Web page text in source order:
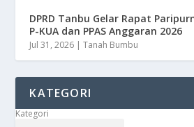
DPRD Tanbu Gelar Rapat
P-KUA dan PPAS Anggaran 2026
Jul 31, 2026 |Tanah Bumbu
KATEGORI
Kategori